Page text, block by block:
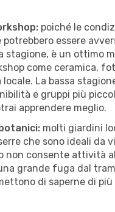
poiché le
essere
stagione, è un ottimo
come ceramica,
La bassa
e gruppi più
apprendere meglio.
molti giardini
che sono ideali da
non consente attività
grande fuga dal
di saperne di più